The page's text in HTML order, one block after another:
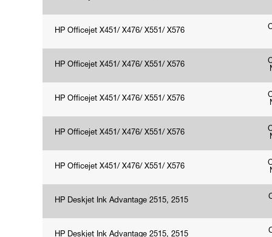
HP Officejet X451/ X476/ X551/ X576
HP Officejet X451/ X476/ X551/ X576
HP Officejet X451/ X476/ X551/ X576
HP Officejet X451/ X476/ X551/ X576
HP Officejet X451/ X476/ X551/ X576
HP Deskjet Ink Advantage 2515, 2515
HP Deskjet Ink Advantage 2515, 2515